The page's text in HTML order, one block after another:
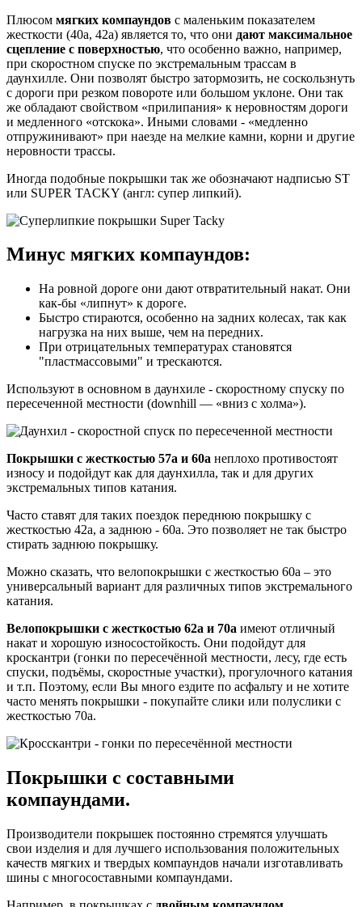
Плюсом мягких компаундов с маленьким показателем
жесткости (40а, 42а) является то, что они дают максимальное
сцепление с поверхностью, что особенно важно, например,
при скоростном спуске по экстремальным трассам в
даунхилле. Они позволят быстро затормозить, не соскользнуть
с дороги при резком повороте или большом уклоне. Они так
же обладают свойством «прилипания» к неровностям дороги
и медленного «отскока». Иными словами - «медленно
отпружинивают» при наезде на мелкие камни, корни и другие
неровности трассы.
Иногда подобные покрышки так же обозначают надписью ST
или SUPER TACKY (англ: супер липкий).
Минус мягких компаундов:
На ровной дороге они дают отвратительный накат. Они
как-бы «липнут» к дороге.
Быстро стираются, особенно на задних колесах, так как
нагрузка на них выше, чем на передних.
При отрицательных температурах становятся
"пластмассовыми" и трескаются.
Используют в основном в даунхиле - скоростному спуску по
пересеченной местности (downhill — «вниз с холма»).
Покрышки с жесткостью 57а и 60а неплохо противостоят
износу и подойдут как для даунхилла, так и для других
экстремальных типов катания.
Часто ставят для таких поездок переднюю покрышку с
жесткостью 42а, а заднюю - 60а. Это позволяет не так быстро
стирать заднюю покрышку.
Можно сказать, что велопокрышки с жесткостью 60а – это
универсальный вариант для различных типов экстремального
катания.
Велопокрышки с жесткостью 62а и 70а имеют отличный
накат и хорошую износостойкость. Они подойдут для
кроскантри (гонки по пересечённой местности, лесу, где есть
спуски, подъёмы, скоростные участки), прогулочного катания
и т.п. Поэтому, если Вы много ездите по асфальту и не хотите
часто менять покрышки - покупайте слики или полуслики с
жесткостью 70а.
Покрышки с составными
компаундами.
Производители покрышек постоянно стремятся улучшать
свои изделия и для лучшего использования положительных
качеств мягких и твердых компаундов начали изготавливать
шины с многосоставными компаундами.